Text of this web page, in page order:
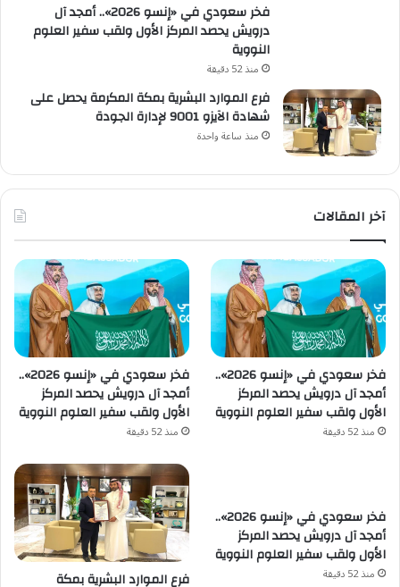
فخر سعودي في «إنسو 2026».. أمجد آل
درويش يحصد المركز الأول ولقب سفير العلوم
النووية
منذ 52 دقيقة
فرع الموارد البشرية بمكة المكرمة يحصل على
شهادة الآيزو 9001 لإدارة الجودة
منذ ساعة واحدة
آخر المقالات
فخر سعودي في «إنسو 2026»..
أمجد آل درويش يحصد المركز
الأول ولقب سفير العلوم النووية
منذ 52 دقيقة
فخر سعودي في «إنسو 2026»..
أمجد آل درويش يحصد المركز
الأول ولقب سفير العلوم النووية
منذ 52 دقيقة
فخر سعودي في «إنسو 2026»..
أمجد آل درويش يحصد المركز
الأول ولقب سفير العلوم النووية
منذ 52 دقيقة فرع الموارد البشرية بمكة